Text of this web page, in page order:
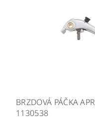
BRZDOVÁ PÁČKA
1130538